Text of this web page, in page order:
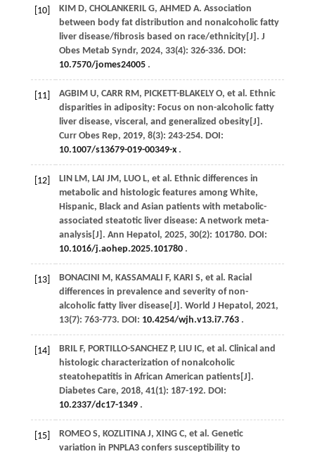
[10] KIM D, CHOLANKERIL G, AHMED A. Association
between body fat distribution and nonalcoholic fatty
liver disease/fibrosis based on race/ethnicity[J]. J
Obes Metab Syndr, 2024, 33(4): 326-336. DOI:
10.7570/jomes24005.
[11] AGBIM U, CARR RM, PICKETT-BLAKELY O, et al . Ethnic
disparities in adiposity: Focus on non-alcoholic fatty
liver disease, visceral, and generalized obesity[J].
Curr Obes Rep, 2019, 8(3): 243-254. DOI:
10.1007/s13679-019-00349-x.
[12] LIN LM, LAI JM, LUO L, et al . Ethnic differences in
metabolic and histologic features among White,
Hispanic, Black and Asian patients with metabolic-
associated steatotic liver disease: A network meta-
analysis[J]. Ann Hepatol , 2025, 30(2): 101780. DOI:
10.1016/j.aohep.2025.101780.
[13] BONACINI M, KASSAMALI F, KARI S, et al . Racial
differences in prevalence and severity of non-
alcoholic fatty liver disease[J]. World J Hepatol , 2021,
13(7): 763-773. DOI: 10.4254/wjh.v13.i7.763.
[14] BRIL F, PORTILLO-SANCHEZ P, LIU IC, et al . Clinical and
histologic characterization of nonalcoholic
steatohepatitis in African American patients[J].
Diabetes Care, 2018, 41(1): 187-192. DOI:
10.2337/dc17-1349.
[15] ROMEO S, KOZLITINA J, XING C, et al . Genetic
variation in PNPLA3 confers susceptibility to